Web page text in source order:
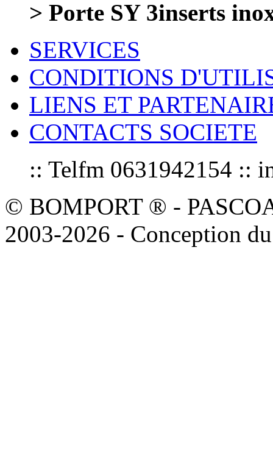
> Porte SY 3inserts
SERVICES
CONDITIONS
LIENS ET
CONTACTS SOCIETE
:: Telfm 0631942154 ::
© BOMPORT ® -
2003-2026 - Conception